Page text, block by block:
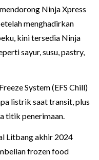
Ninja Xpress
menghadirkan
kini tersedia Ninja
sayur, susu, pastry,
System (EFS Chill)
listrik saat transit, plus
titik penerimaan.
Litbang akhir 2024
frozen food